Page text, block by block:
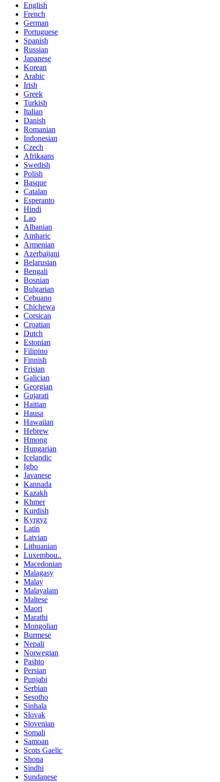
English
French
German
Portuguese
Spanish
Russian
Japanese
Korean
Arabic
Irish
Greek
Turkish
Italian
Danish
Romanian
Indonesian
Czech
Afrikaans
Swedish
Polish
Basque
Catalan
Esperanto
Hindi
Lao
Albanian
Amharic
Armenian
Azerbaijani
Belarusian
Bengali
Bosnian
Bulgarian
Cebuano
Chichewa
Corsican
Croatian
Dutch
Estonian
Filipino
Finnish
Frisian
Galician
Georgian
Gujarati
Haitian
Hausa
Hawaiian
Hebrew
Hmong
Hungarian
Icelandic
Igbo
Javanese
Kannada
Kazakh
Khmer
Kurdish
Kyrgyz
Latin
Latvian
Lithuanian
Luxembou..
Macedonian
Malagasy
Malay
Malayalam
Maltese
Maori
Marathi
Mongolian
Burmese
Nepali
Norwegian
Pashto
Persian
Punjabi
Serbian
Sesotho
Sinhala
Slovak
Slovenian
Somali
Samoan
Scots Gaelic
Shona
Sindhi
Sundanese